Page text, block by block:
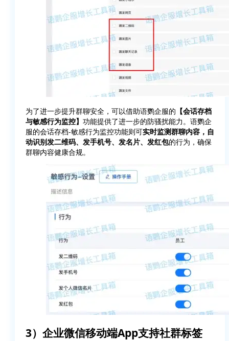
为了进一步提升群聊安全，可以借助语鹦企服的 【会话存档
与敏感行为监控】 功能提供了进一步的防骚扰能力。语鹦企
服的会话存档-敏感行为监控功能则可实时监测群聊内容，自
动识别发二维码、发手机号、发名片、发红包的行为，确保
群聊内容健康合规。
3）企业微信移动端App支持社群标签